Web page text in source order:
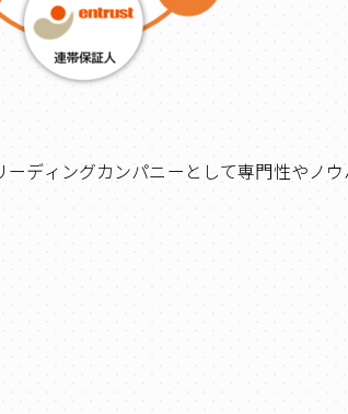
ディングカンパニーとして専門性やノ